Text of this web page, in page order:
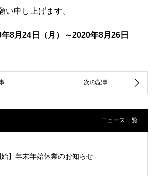
い申し上げます。
8月24日（月）～2020年8月26日
ニュース一覧
始】年末年始休業のお知らせ